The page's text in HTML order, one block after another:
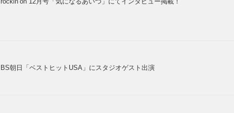
BS朝日「ベストヒットUSA」にスタジオゲスト出演